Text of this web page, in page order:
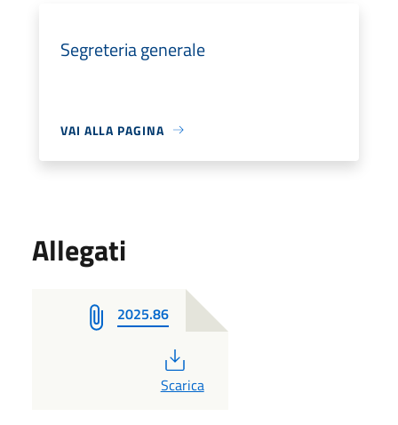
Segreteria generale
VAI ALLA PAGINA
Allegati
2025.86
PDF
Scarica